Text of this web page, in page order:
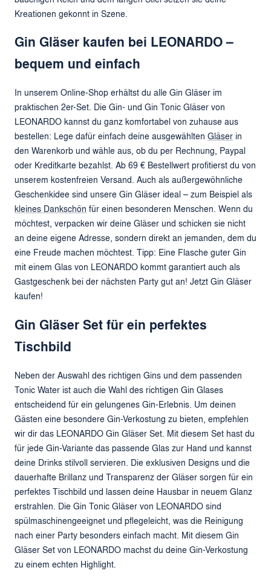
Kreationen gekonnt in Szene.
Gin Gläser kaufen bei LEONARDO –
bequem und einfach
In unserem Online-Shop erhältst du alle Gin Gläser im
praktischen 2er-Set. Die Gin- und Gin Tonic Gläser von
LEONARDO kannst du ganz komfortabel von zuhause aus
bestellen: Lege dafür einfach deine ausgewählten Gläser in
den Warenkorb und wähle aus, ob du per Rechnung, Paypal
oder Kreditkarte bezahlst. Ab 69 € Bestellwert profitierst du von
unserem kostenfreien Versand. Auch als außergewöhnliche
Geschenkidee sind unsere Gin Gläser ideal – zum Beispiel als
kleines Dankschön für einen besonderen Menschen. Wenn du
möchtest, verpacken wir deine Gläser und schicken sie nicht
an deine eigene Adresse, sondern direkt an jemanden, dem du
eine Freude machen möchtest. Tipp: Eine Flasche guter Gin
mit einem Glas von LEONARDO kommt garantiert auch als
Gastgeschenk bei der nächsten Party gut an! Jetzt Gin Gläser
kaufen!
Gin Gläser Set für ein perfektes
Tischbild
Neben der Auswahl des richtigen Gins und dem passenden
Tonic Water ist auch die Wahl des richtigen Gin Glases
entscheidend für ein gelungenes Gin-Erlebnis. Um deinen
Gästen eine besondere Gin-Verkostung zu bieten, empfehlen
wir dir das LEONARDO Gin Gläser Set. Mit diesem Set hast du
für jede Gin-Variante das passende Glas zur Hand und kannst
deine Drinks stilvoll servieren. Die exklusiven Designs und die
dauerhafte Brillanz und Transparenz der Gläser sorgen für ein
perfektes Tischbild und lassen deine Hausbar in neuem Glanz
erstrahlen. Die Gin Tonic Gläser von LEONARDO sind
spülmaschinengeeignet und pflegeleicht, was die Reinigung
nach einer Party besonders einfach macht. Mit diesem Gin
Gläser Set von LEONARDO machst du deine Gin-Verkostung
zu einem echten Highlight.